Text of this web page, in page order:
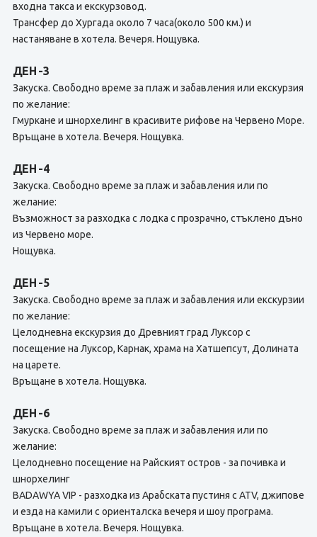
входна такса и екскурзовод.
Трансфер до Хургада около 7 часа(около 500 км.) и
настаняване в хотела. Вечеря. Нощувка.
ДЕН -3
Закуска. Свободно време за плаж и забавления или екскурзия
по желание:
Гмуркане и шнорхелинг в красивите рифове на Червено Море.
Връщане в хотела. Вечеря. Нощувка.
ДЕН -4
Закуска. Свободно време за плаж и забавления или по
желание:
Възможност за разходка с лодка с прозрачно, стъклено дъно
из Червено море.
Нощувка.
ДЕН -5
Закуска. Свободно време за плаж и забавления или екскурзии
по желание:
Целодневна екскурзия до Древният град Луксор с
посещение на Луксор, Карнак, храма на Хатшепсут, Долината
на царете.
Връщане в хотела. Нощувка.
ДЕН -6
Закуска. Свободно време за плаж и забавления или по
желание:
Целодневно посещение на Райският остров - за почивка и
шнорхелинг
BADAWYA VIP - разходка из Арабската пустиня с ATV, джипове
и езда на камили с ориенталска вечеря и шоу програма.
Връщане в хотела. Вечеря. Нощувка.